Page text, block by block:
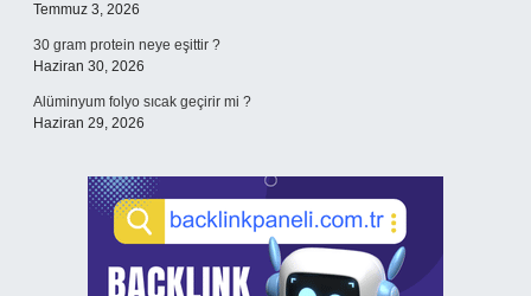
Temmuz 3, 2026
30 gram protein neye eşittir ?
Haziran 30, 2026
Alüminyum folyo sıcak geçirir mi ?
Haziran 29, 2026